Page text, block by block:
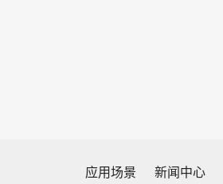
应用场景 新闻中心